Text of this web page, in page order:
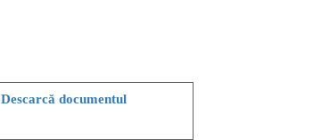
Descarcă documentul